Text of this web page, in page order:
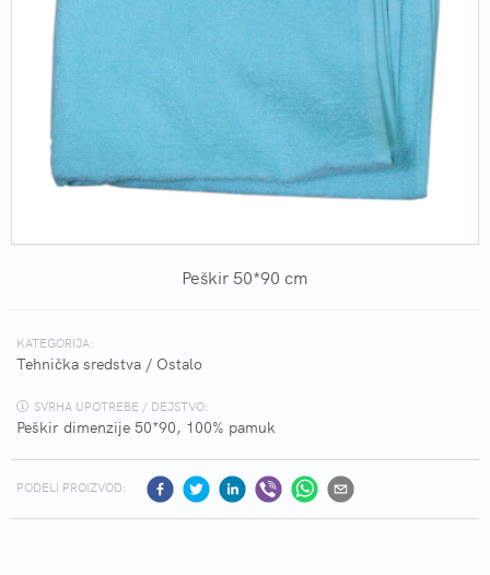
Peškir 50*90 cm
KATEGORIJA:
Tehnička sredstva / Ostalo
SVRHA UPOTREBE / DEJSTVO:
Peškir dimenzije 50*90, 100% pamuk
PODELI PROIZVOD: